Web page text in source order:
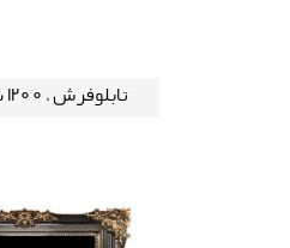
تابلوفرش ، 1200 شانه - 120-2